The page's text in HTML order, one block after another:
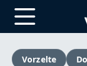
Zum Hauptinhalt
Vorzelte